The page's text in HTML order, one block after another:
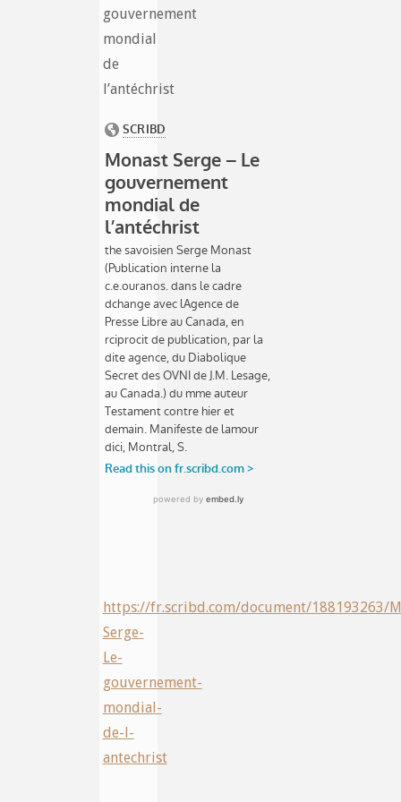
gouvernement
mondial
de
l’antéchrist
https://fr.scribd.com/document/188193263/
Serge-
Le-
gouvernement-
mondial-
de-l-
antechrist